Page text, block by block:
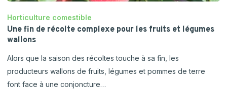
Horticulture comestible
Une fin de récolte complexe pour les fruits et légumes
wallons
Alors que la saison des récoltes touche à sa fin, les
producteurs wallons de fruits, légumes et pommes de terre
font face à une conjoncture…